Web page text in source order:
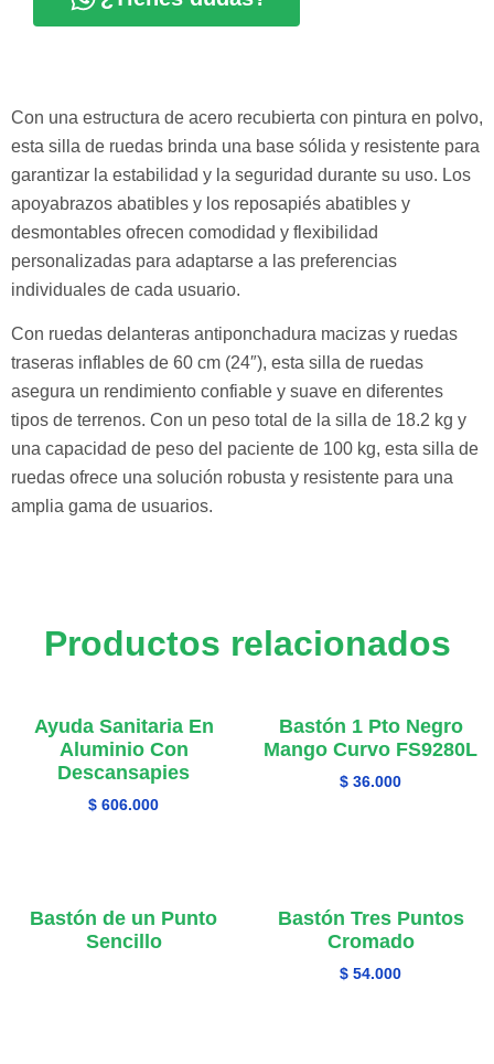
Con una estructura de acero recubierta con pintura en polvo,
esta silla de ruedas brinda una base sólida y resistente para
garantizar la estabilidad y la seguridad durante su uso. Los
apoyabrazos abatibles y los reposapiés abatibles y
desmontables ofrecen comodidad y flexibilidad
personalizadas para adaptarse a las preferencias
individuales de cada usuario.
Con ruedas delanteras antiponchadura macizas y ruedas
traseras inflables de 60 cm (24″), esta silla de ruedas
asegura un rendimiento confiable y suave en diferentes
tipos de terrenos. Con un peso total de la silla de 18.2 kg y
una capacidad de peso del paciente de 100 kg, esta silla de
ruedas ofrece una solución robusta y resistente para una
amplia gama de usuarios.
Productos relacionados
Ayuda Sanitaria En
Aluminio Con
Descansapies
$ 606.000
Bastón 1 Pto Negro
Mango Curvo FS9280L
$ 36.000
Bastón de un Punto
Sencillo
Bastón Tres Puntos
Cromado
$ 54.000